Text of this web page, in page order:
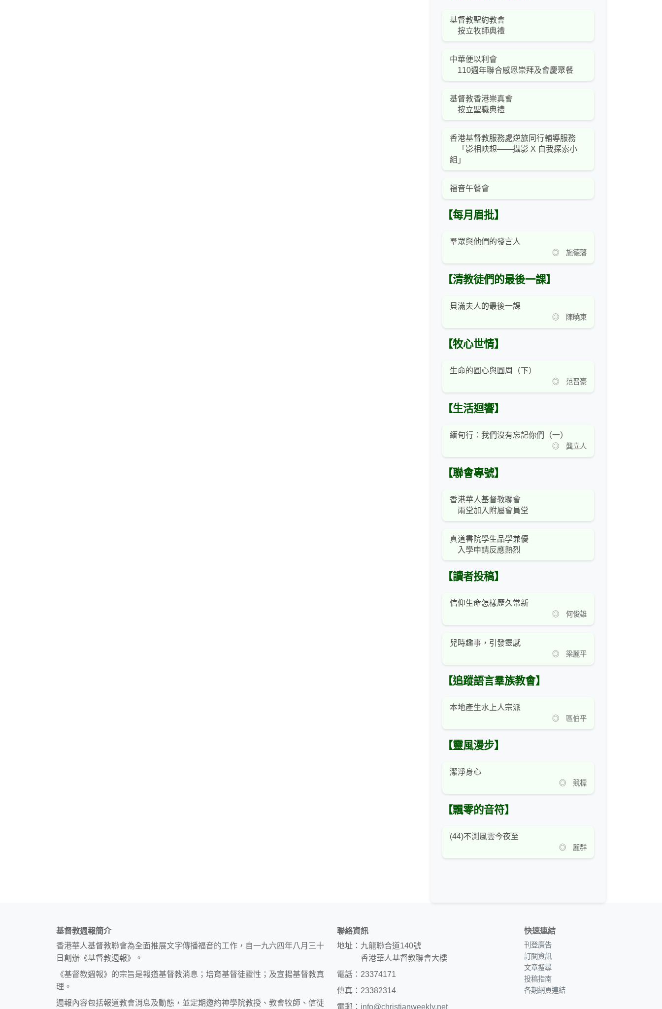
基督教聖約教會
按立牧師典禮
中華便以利會
110週年聯合感恩崇拜及會慶聚餐
基督教香港崇真會
按立聖職典禮
香港基督教服務處逆旅同行輔導服務
「影相映想——攝影 X 自我探索小
組」
福音午餐會
【每月眉批】
羣眾與他們的發言人
◎ 施德藩
【清教徒們的最後一課】
貝滿夫人的最後一課
◎ 陳曉東
【牧心世情】
生命的圓心與圓周（下）
◎ 范晋豪
【生活迴響】
緬甸行：我們沒有忘記你們（一）
◎ 龔立人
【聯會專號】
香港華人基督教聯會
兩堂加入附屬會員堂
真道書院學生品學兼優
入學申請反應熱烈
【讀者投稿】
信仰生命怎樣歷久常新
◎ 何俊雄
兒時趣事，引發靈感
◎ 梁麗平
【追蹤語言羣族教會】
本地產生水上人宗派
◎ 區伯平
【靈風漫步】
潔淨身心
◎ 競標
【飄零的音符】
(44)不測風雲今夜至
◎ 麗群
基督教週報簡介
香港華人基督教聯會為全面推展文字傳播福音的工作，自一九六四年八月三十
日創辦《基督教週報》。
《基督教週報》的宗旨是報道基督教消息；培育基督徒靈性；及宣揚基督教真
理。
週報內容包括報道教會消息及動態，並定期邀約神學院教授、教會牧師、信徒
聯絡資訊
地址：九龍聯合道140號
香港華人基督教聯會大樓
電話：23374171
傳真：23382314
電郵： info@christianweekly.net
快速連結
刊登廣告
訂閱資訊
文章搜尋
投稿指南
各期網頁連結